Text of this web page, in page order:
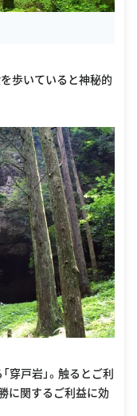
歩いていると神秘的
穿戸岩」。触るとご利
に関するご利益に効